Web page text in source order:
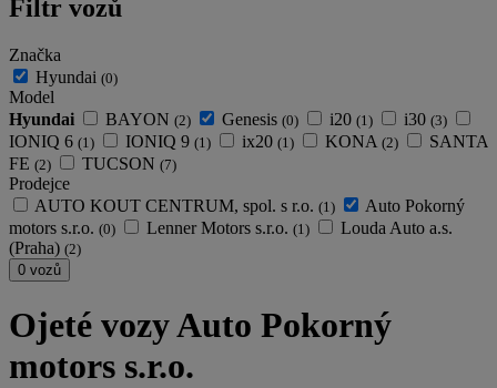
Filtr vozů
Značka
Hyundai (0)
Model
Hyundai
BAYON (2) Genesis (0) i20 (1) i30 (3)
IONIQ 6 (1) IONIQ 9 (1) ix20 (1) KONA (2)
SANTA
FE (2) TUCSON (7)
Prodejce
AUTO KOUT CENTRUM, spol. s r.o. (1)
Auto Pokorný
motors s.r.o. (0) Lenner Motors s.r.o. (1)
Louda Auto a.s.
(Praha) (2)
0 vozů
Ojeté vozy Auto Pokorný
motors s.r.o.